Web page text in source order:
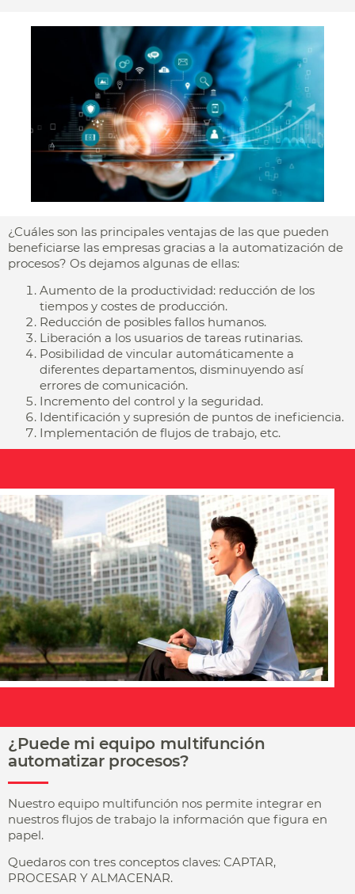
¿Cuáles son las principales ventajas de las que pueden
beneficiarse las empresas gracias a la automatización de
procesos? Os dejamos algunas de ellas:
Aumento de la productividad: reducción de los
tiempos y costes de producción.
Reducción de posibles fallos humanos.
Liberación a los usuarios de tareas rutinarias.
Posibilidad de vincular automáticamente a
diferentes departamentos, disminuyendo así
errores de comunicación.
Incremento del control y la seguridad.
Identificación y supresión de puntos de ineficiencia.
Implementación de flujos de trabajo, etc.
¿Puede mi equipo multifunción
automatizar procesos?
Nuestro equipo multifunción nos permite integrar en
nuestros flujos de trabajo la información que figura en
papel.
Quedaros con tres conceptos claves: CAPTAR,
PROCESAR Y ALMACENAR.